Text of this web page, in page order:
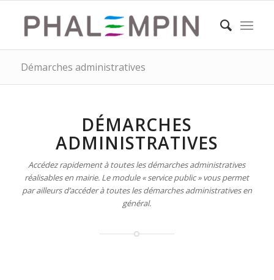
Démarches administratives
DÉMARCHES
ADMINISTRATIVES
Accédez rapidement à toutes les démarches administratives
réalisables en mairie. Le module « service public » vous permet
par ailleurs d’accéder à toutes les démarches administratives en
général.